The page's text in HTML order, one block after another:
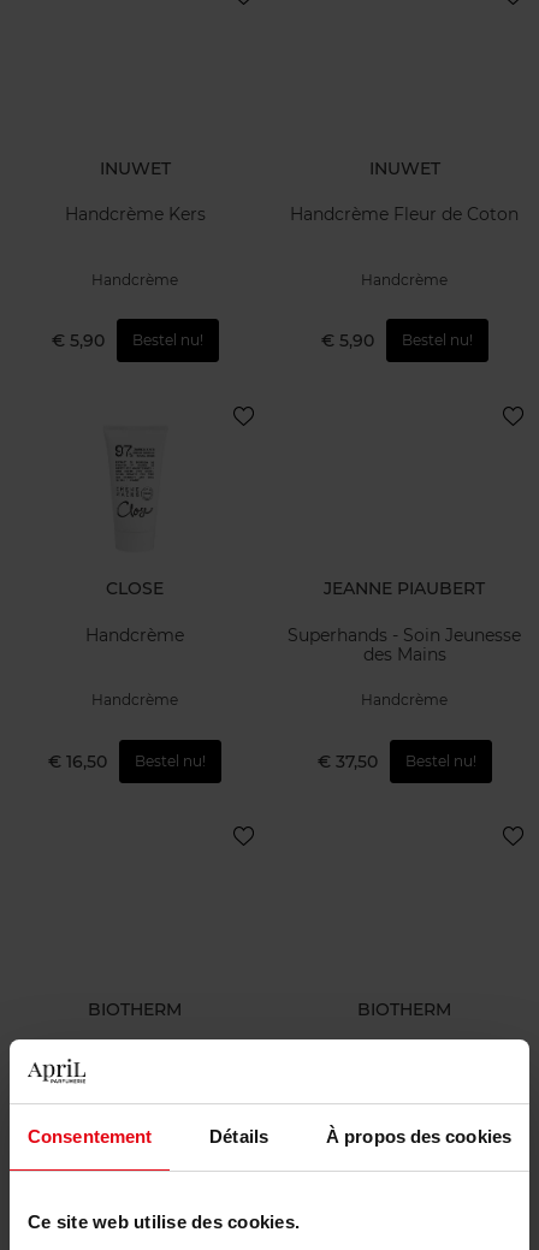
Consentement Détails À propos des cookies
Ce site web utilise des cookies.
INUWET
Handcrème Kers
Handcrème
€ 5,90 Bestel nu!
INUWET
Handcrème Fleur de Coton
Handcrème
€ 5,90 Bestel nu!
CLOSE
Handcrème
Handcrème
€ 16,50 Bestel nu!
JEANNE PIAUBERT
Superhands - Soin Jeunesse
des Mains
Handcrème
€ 37,50 Bestel nu!
BIOTHERM
Biotherm Biocorps Anti-
Roughness Peeling Scrub
BIOTHERM